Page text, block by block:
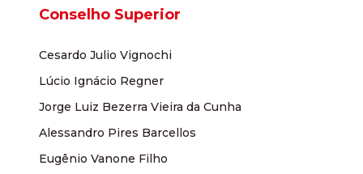
Conselho Superior
Cesardo Julio Vignochi
Lúcio Ignácio Regner
Jorge Luiz Bezerra Vieira da Cunha
Alessandro Pires Barcellos
Eugênio Vanone Filho